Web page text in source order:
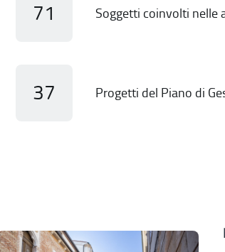
71 Soggetti coinvolti nelle
37 Progetti del Piano di